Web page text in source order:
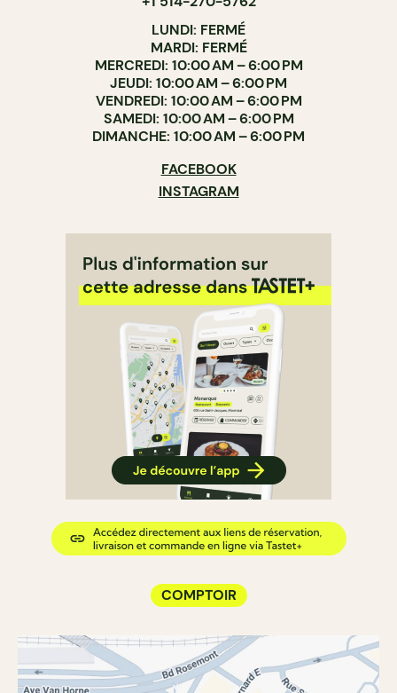
LUNDI: FERMÉ
MARDI: FERMÉ
MERCREDI: 10:00 AM – 6:00 PM
JEUDI: 10:00 AM – 6:00 PM
VENDREDI: 10:00 AM – 6:00 PM
SAMEDI: 10:00 AM – 6:00 PM
DIMANCHE: 10:00 AM – 6:00 PM
FACEBOOK
INSTAGRAM
COMPTOIR